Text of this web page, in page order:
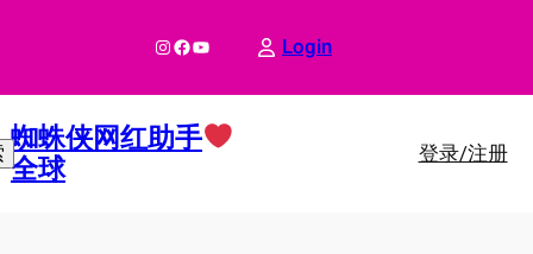
InstagramFacebook YouTube Login
蜘蛛侠网红助手
全球 登录/注册